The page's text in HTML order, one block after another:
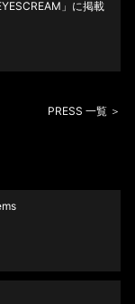
」に掲載
PRESS 一覧 ＞